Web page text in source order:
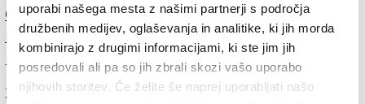
uporabi našega mesta z našimi partnerji s področja
družbenih medijev, oglaševanja in analitike, ki jih morda
kombinirajo z drugimi informacijami, ki ste jim jih
posredovali ali pa so jih zbrali skozi vašo uporabo
njihovih storitev. Če želite še naprej uporabljati našo
Celoten intervju preberite v jutrišnjem (torkovem)
Primorskem dnevniku: digitalna izdaja jebrezplačno
na voljo na tej povezavi.
Za branje in pisanje komentarjevje potrebna prijava